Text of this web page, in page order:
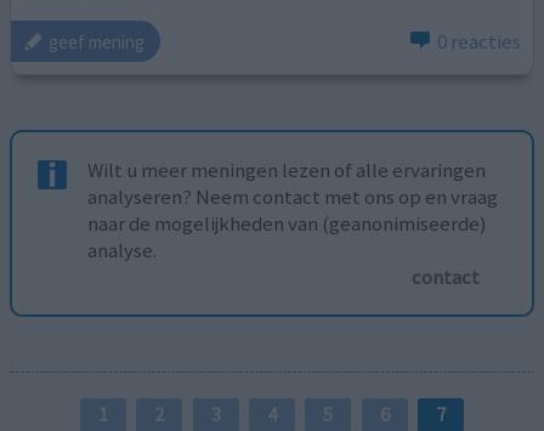
geef mening 0 reacties
Wilt u meer meningen lezen of alle ervaringen
analyseren? Neem contact met ons op en vraag
naar de mogelijkheden van (geanonimiseerde)
analyse.
contact
1 2 3 4 5 6 7